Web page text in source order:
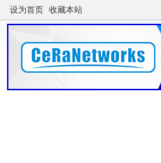
设为首页 收藏本站